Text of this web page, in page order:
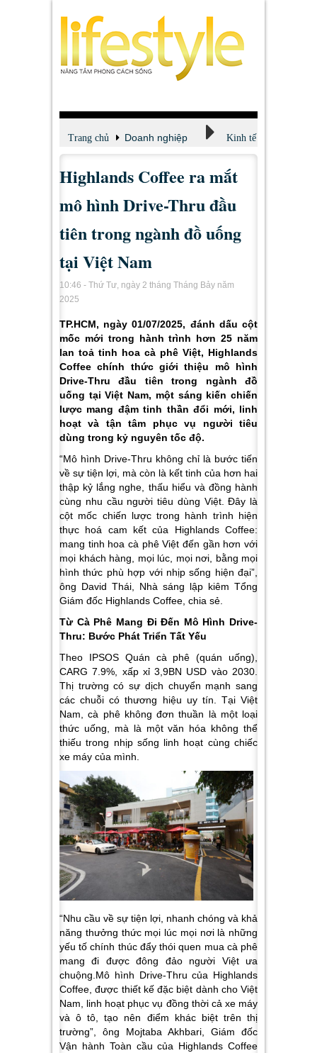
Trang chủ Doanh nghiệp Kinh tế
Highlands Coffee ra mắt
mô hình Drive-Thru đầu
tiên trong ngành đồ uống
tại Việt Nam
10:46 - Thứ Tư, ngày 2 tháng Tháng Bảy năm
2025
TP.HCM, ngày 01/07/2025, đánh dấu cột
mốc mới trong hành trình hơn 25 năm
lan toả tinh hoa cà phê Việt, Highlands
Coffee chính thức giới thiệu mô hình
Drive-Thru đầu tiên trong ngành đồ
uống tại Việt Nam, một sáng kiến chiến
lược mang đậm tinh thần đổi mới, linh
hoạt và tận tâm phục vụ người tiêu
dùng trong kỷ nguyên tốc độ.
“Mô hình Drive-Thru không chỉ là bước tiến
về sự tiện lợi, mà còn là kết tinh của hơn hai
thập kỷ lắng nghe, thấu hiểu và đồng hành
cùng nhu cầu người tiêu dùng Việt. Đây là
cột mốc chiến lược trong hành trình hiện
thực hoá cam kết của Highlands Coffee:
mang tinh hoa cà phê Việt đến gần hơn với
mọi khách hàng, mọi lúc, mọi nơi, bằng mọi
hình thức phù hợp với nhịp sống hiện đại”,
ông David Thái, Nhà sáng lập kiêm Tổng
Giám đốc Highlands Coffee, chia sẻ.
Từ Cà Phê Mang Đi Đến Mô Hình Drive-
Thru: Bước Phát Triển Tất Yếu
Theo IPSOS Quán cà phê (quán uống),
CARG 7.9%, xấp xỉ 3,9BN USD vào 2030.
Thị trường có sự dịch chuyển mạnh sang
các chuỗi có thương hiệu uy tín. Tại Việt
Nam, cà phê không đơn thuần là một loại
thức uống, mà là một văn hóa không thể
thiếu trong nhịp sống linh hoạt cùng chiếc
xe máy của mình.
“Nhu cầu về sự tiện lợi, nhanh chóng và khả
năng thưởng thức mọi lúc mọi nơi là những
yếu tố chính thúc đẩy thói quen mua cà phê
mang đi được đông đảo người Việt ưa
chuộng.Mô hình Drive-Thru của Highlands
Coffee, được thiết kế đặc biệt dành cho Việt
Nam, linh hoạt phục vụ đồng thời cả xe máy
và ô tô, tạo nên điểm khác biệt trên thị
trường”, ông Mojtaba Akhbari, Giám đốc
Vận hành Toàn cầu của Highlands Coffee